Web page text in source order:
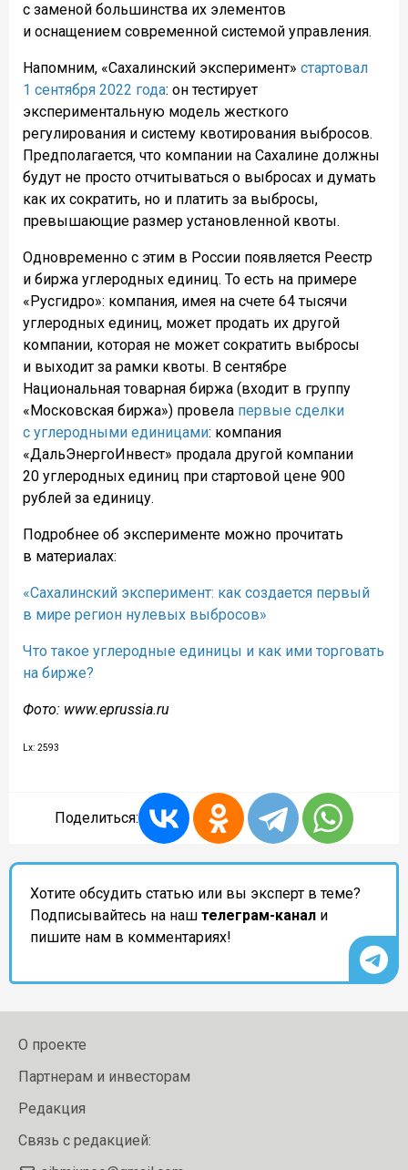
с заменой большинства их элементов
и оснащением современной системой управления.
Напомним, «Сахалинский эксперимент» стартовал
1 сентября 2022 года: он тестирует
экспериментальную модель жесткого
регулирования и систему квотирования выбросов.
Предполагается, что компании на Сахалине должны
будут не просто отчитываться о выбросах и думать
как их сократить, но и платить за выбросы,
превышающие размер установленной квоты.
Одновременно с этим в России появляется Реестр
и биржа углеродных единиц. То есть на примере
«Русгидро»: компания, имея на счете 64 тысячи
углеродных единиц, может продать их другой
компании, которая не может сократить выбросы
и выходит за рамки квоты. В сентябре
Национальная товарная биржа (входит в группу
«Московская биржа») провела первые сделки
с углеродными единицами: компания
«ДальЭнергоИнвест» продала другой компании
20 углеродных единиц при стартовой цене 900
рублей за единицу.
Подробнее об эксперименте можно прочитать
в материалах:
«Сахалинский эксперимент: как создается первый
в мире регион нулевых выбросов»
Что такое углеродные единицы и как ими торговать
на бирже?
Фото: www.eprussia.ru
Lx: 2593
Поделиться:
Хотите обсудить статью или вы эксперт в теме?
Подписывайтесь на наш телеграм-канал и
пишите нам в комментариях!
О проекте
Партнерам и инвесторам
Редакция
Связь с редакцией: